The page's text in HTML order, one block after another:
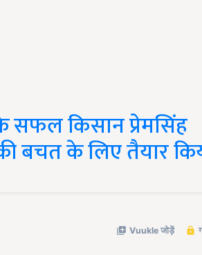
किसान प्रेमसिंह
बचत के लिए तैयार